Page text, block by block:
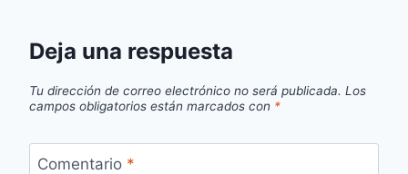
Deja una respuesta
Tu dirección de correo electrónico no será publicada. Los
campos obligatorios están marcados con *
Comentario *